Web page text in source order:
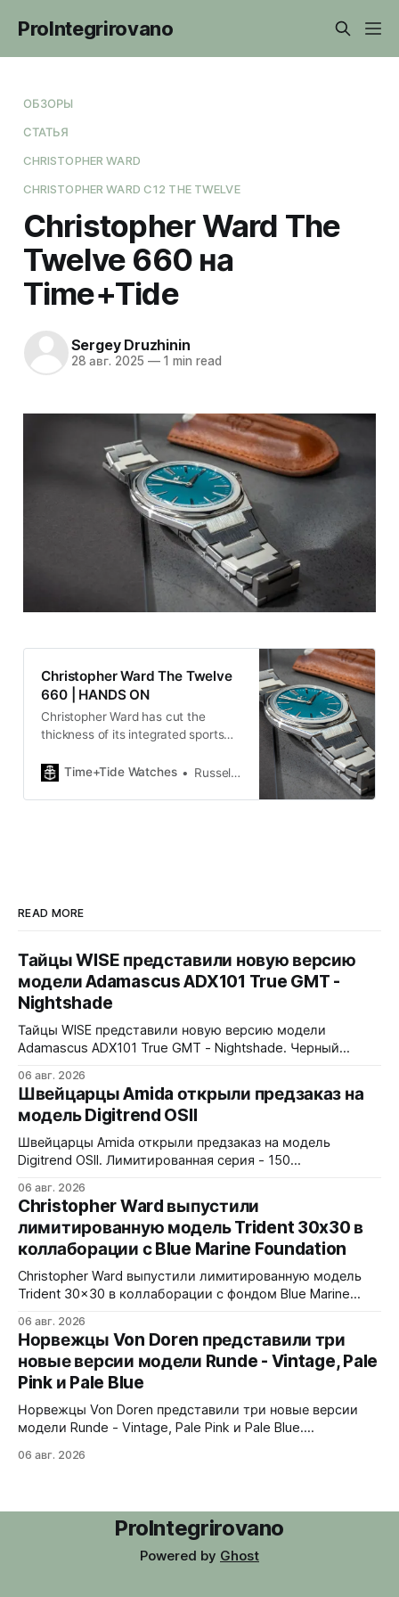
ProIntegrirovano
ОБЗОРЫ
СТАТЬЯ
CHRISTOPHER WARD
CHRISTOPHER WARD C12 THE TWELVE
Christopher Ward The
Twelve 660 на
Time+Tide
Sergey Druzhinin
28 авг. 2025 —1 min read
Christopher Ward The Twelve
660 | HANDS ON
Christopher Ward has cut the
thickness of its integrated sports
simplifies and refines.
Time+Tide Watches Russell Sheldrake
READ MORE
Тайцы WISE представили новую версию
модели Adamascus ADX101 True GMT -
Nightshade
Тайцы WISE представили новую версию модели
Adamascus ADX101 True GMT - Nightshade. Черный
Ceramic, стрелки и индексы Gungrey. 40x12,4x47,75 мм.
Корпус и браслет - сталь 904L, опционально ремешок
X1 FKM Rubber. Сапфировое стекло спереди и сзади с
внутренним AR-покрытием. Безель двунаправленный на
72 клика.
06 авг. 2026
Швейцарцы Amida открыли предзаказ на
модель Digitrend OSII
Швейцарцы Amida открыли предзаказ на модель
Digitrend OSII. Лимитированная серия - 150
Верхняя часть корпуса выполнена из цельного блока
сапфира с призмой, отображающей прыгающие часы и
бегущие минуты вертикально. Подсветка C1 X1 BL
Super-LumiNova на индексах - впервые в истории
Digitrend дисплей светится в темноте.
06 авг. 2026
Christopher Ward выпустили
лимитированную модель Trident 30x30 в
коллаборации с Blue Marine Foundation
Christopher Ward выпустили лимитированную модель
Trident 30x30 в коллаборации с фондом Blue Marine
рисунок на циферблате имитирует морские приливы,
бирюзовый цвет и красная секундная стрелка отсылают
к окраске рыбы-попугая - символу кампании фонда
#FishForTomorrow. На задней крышке выгравирован
логотип 30x30. С продажи каждого экземпляра 30
06 авг. 2026
Норвежцы Von Doren представили три
новые версии модели Runde - Vintage, Pale
Pink и Pale Blue
Норвежцы Von Doren представили три новые версии
модели Runde - Vintage, Pale Pink и Pale Blue.
крышка гравирована как монета из Rundeskatten.
лососевыми оттенками и черным сабдайлом,
вдохновлен часами
06 авг. 2026
ProIntegrirovano
Powered by Ghost